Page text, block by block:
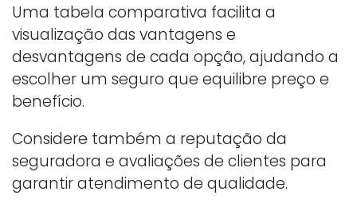
Uma tabela comparativa facilita a
visualização das vantagens e
desvantagens de cada opção, ajudando a
escolher um seguro que equilibre preço e
benefício.
Considere também a reputação da
seguradora e avaliações de clientes para
garantir atendimento de qualidade.